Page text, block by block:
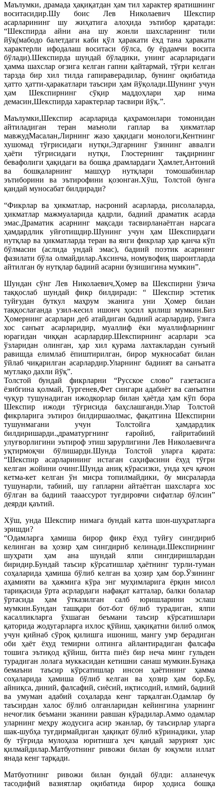
Маълумки, драмада ҳақиқатдан ҳам тил характер яратишнинг
воситасидир.Шу боис Лев Николаевич Шекспир
асарларининг шу жиҳатига алоҳида эътибор қаратади:
“Шекспирда айни ана шу жонли шахсларнинг тили
йўқ(мабодо балетдаги каби қўл ҳаракати ёхд тана ҳаракати
характерли ифодалаш воситаси бўлса, бу ёрдамчи восита
бўлади).Шекспирда шундай бўладики, унинг асарларидаги
ҳамма шахслар оғзига келган гапни қайтармай, тўғри келган
тарзда бир хил тилда гапираверадилар, бунинг оқибатида
ҳатто ҳатти-ҳаракатлари таъсири ҳам йўқолади.Шунинг учун
ҳам Шекспирнинг сўқир маддоҳлари ҳар нима
демасин,Шекспирда характерлар тасвири йўқ.”.
Маълумки,Шекспир асарларида қаҳрамонлари томонидан
айтиладиган теран маъноли гаплар ва ҳикматлар
мавжудМасалан,Лирнинг жазо ҳақидаги монологи,Кентнинг
хушомад тўғрисидаги нутқи,Эдгарнинг ўзининг аввалги
ҳаёти тўғрисидаги нутқи, Глостернинг тақдирнинг
бевафолиги ҳақидаги ва бошқа драмлардаги Ҳамлет,Антоний
ва бошқаларнинг машҳур нутқлари томошабинлар
эътиборини ва эътирофини қозонган.Хўш, Толстой бунга
қандай муносабат билдиради?
“Фикрлар ва ҳикматлар, насроний асарларда, рисолаларда,
ҳикматлар мажмуаларида қадрли, бадиий драматик асарда
эмас.Драматик асарнинг мақсади тасвирланаётган нарсага
ҳамдардлик уйғотишдир.Шунинг учун ҳам Шекспирдаги
нутқлар ва ҳикматларда теран ва янги фикрлар ҳар қанча кўп
бўлмасин (аслида ундай эмас), бадиий поэтик асарнинг
фазилати бўла олмайдилар.Аксинча, номувофиқ шароитларда
айтилган бу нутқлар бадиий асарни бузишигина мумкин”.
Шундан сўнг Лев Николаевич,Ҳомер ва Шекспирни ўзича
таққослаб шундай фикр билдиради: “ Шекспир эстетик
туйғудан буткул маҳрум эканига уни Ҳомер билан
таққослаганда узил-кесил ишонч ҳосил қилиш мумкин.Биз
Ҳомернинг асарлари деб атайдиган бадиий асарлардир, ўзига
хос санъат асарларидир, муаллиф ёки муаллифларнинг
юрагидан чиққан асарлардир.Шекспирнинг асарлари эса
ўзларидан олинган, ҳар хил қурама лахтаклардан сунъий
равишда елимлаб ёпиштирилган, бирор мукносабат билан
ўйлаб чиқарилган асарлардир.Уларнинг бадиият ва санъатга
мутлақо дахли йўқ”.
Толстой бундай фикрларни “Русское слово” газетасига
ёзибгина қолмай, Тургенев,Фет сингари адабиёт ва санъатни
чуқур тушунадиган ижодкорлар билан ҳаётда ҳам кўп бора
Шекспир ижоди тўғрисида баҳслашганди.Улар Толстой
фикрларига эътироз билдиршаолмас, фақатгина Шекспирни
тушунмагани учун Толстойга ҳамдардлик
билдиришарди.,драматургнинг ғаройиб, ғайритабиий
улуғворлигини эътироф этиш зарурлигини Лев Николаевичга
уқтирмоқчи бўлишарди.Шунда Толстой уларга қарата:
“Шекспир асарларининг истаган саҳифасини ёхуд тўғри
келган жойини очинг.Шунда аниқ кўрасизки, унда ҳеч қачон
кетма-кет келган ўн мисра топилмайдики, бу мисраларда
тушунарли, табиий, шу гапларни айтаётган шахсларга хос
бўлган ва бадиий тааассурот туғдировчи сифатлар бўлсин”
деярди қаътий.
Хўш, унда Шекспир нимага бундай катта шон-шуҳратларга
эришди?
“Одамларга ҳамиша бирор фикр ёхуд туйғу сингдириб
келинган ва ҳозир ҳам сингдириб келинади.Шекспирнинг
шуҳрати ҳам ана шундай ялпи сингдиришлардан
биридир.Бундай таъсир кўрсатишлар ҳаётнинг турли-туман
соҳаларида ҳамиша бўлиб келган ва ҳозир ҳам бор.Ўзининг
аҳамияти ва ҳажмига кўра энг муҳимларига ёрқин мисол
тариқасида ўрта асрлардаги нафақат катталар, балки болалар
ўртасида ҳам ўтказилган салб юришларини эслаш
мумкин.Бундан ташқари бот-бот бўлиб турадиган, ялпи
касалликларга ўхшаган беъмани таъсир кўрсатишлари
қаторида жодугарларга ихлос қўйиш, ҳақиқатни билиб олмоқ
учун қийнаб сўроқ қилишга ишониш, мангу умр берадиган
оби ҳаёт ёхуд темирни олтинга айлантирадиган фалсафа
тошига эътиқод қўйиш, битта пиёз бир неча минг гульден
турадиган лолага муккасидан кетишни санаш мумкин.Бунақа
бемаъни таъсир кўрсатишлар инсон ҳаётининг ҳамма
соҳаларида ҳамиша бўлиб келган ва ҳозир ҳам бор.Бу,
айниқса, диний, фалсафий, сиёсий, иқтисодий, илмий, бадиий
ва умуман адабий соҳаларда кенг тарқалган.Одамлар бу
таъсирдан халос бўлиб олганларидан кейингина уларнинг
нечоғлик беъмани эканини равшан кўрадилар.Аммо одамлар
уларнинг меҳру жодусига асир эканлар, бу таъсирлар уларга
шак-шубҳа туғдирмайдиган ҳақиқат бўлиб кўринадики, улар
бу тўғрида мулоҳаза юритишга ҳеч қандай зарурият ҳис
қилмайдилар.Матбуотнинг ривожи билан бу юқумли иллат
янада кенг тарқади.
Матбуотнинг ривожи билан бундай бўлди: алланечук
тасодифий вазиятлар оқибатида бирор ҳодиса бошқа